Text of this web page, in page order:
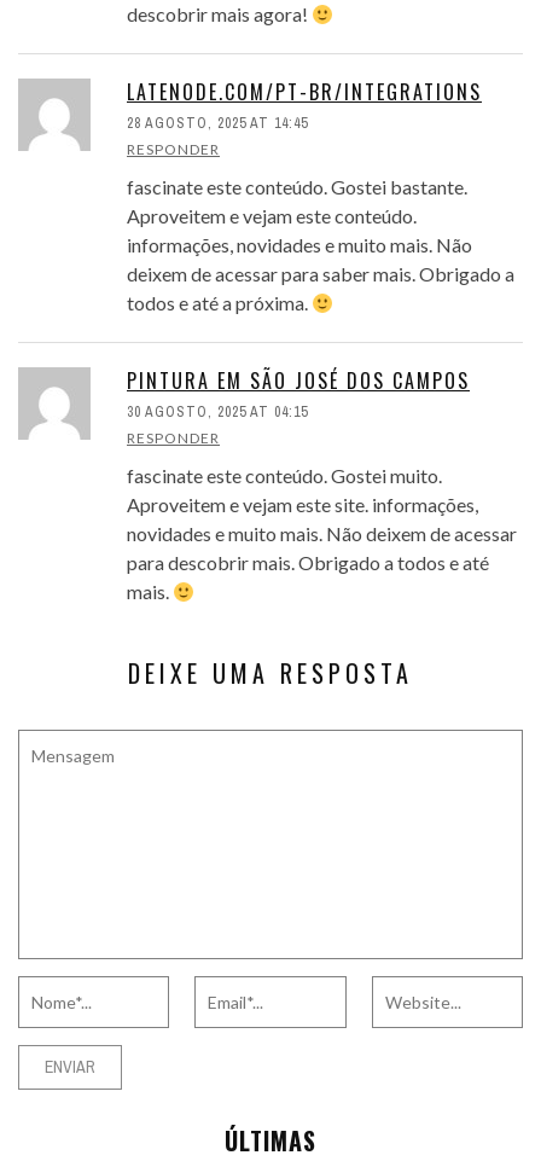
descobrir mais agora!
LATENODE.COM/PT-BR/INTEGRATIONS
28 AGOSTO, 2025 AT 14:45
RESPONDER
fascinate este conteúdo. Gostei bastante.
Aproveitem e vejam este conteúdo.
informações, novidades e muito mais. Não
deixem de acessar para saber mais. Obrigado a
todos e até a próxima.
PINTURA EM SÃO JOSÉ DOS CAMPOS
30 AGOSTO, 2025 AT 04:15
RESPONDER
fascinate este conteúdo. Gostei muito.
Aproveitem e vejam este site. informações,
novidades e muito mais. Não deixem de acessar
para descobrir mais. Obrigado a todos e até
mais.
DEIXE UMA RESPOSTA
ÚLTIMAS